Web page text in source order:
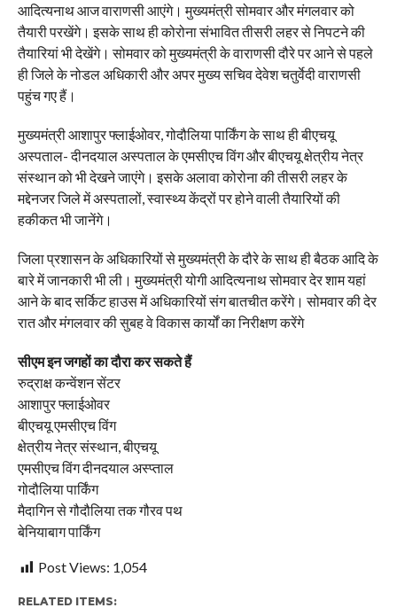
आदित्यनाथ आज वाराणसी आएंगे। मुख्यमंत्री सोमवार और मंगलवार को
तैयारी परखेंगे। इसके साथ ही कोरोना संभावित तीसरी लहर से निपटने की
तैयारियां भी देखेंगे। सोमवार को मुख्यमंत्री के वाराणसी दौरे पर आने से पहले
ही जिले के नोडल अधिकारी और अपर मुख्य सचिव देवेश चतुर्वेदी वाराणसी
पहुंच गए हैं।
मुख्यमंत्री आशापुर फ्लाईओवर, गोदौलिया पार्किंग के साथ ही बीएचयू
अस्पताल- दीनदयाल अस्पताल के एमसीएच विंग और बीएचयू क्षेत्रीय नेत्र
संस्थान को भी देखने जाएंगे। इसके अलावा कोरोना की तीसरी लहर के
मद्देनजर जिले में अस्पतालों, स्वास्थ्य केंद्रों पर होने वाली तैयारियों की
हकीकत भी जानेंगे।
जिला प्रशासन के अधिकारियों से मुख्यमंत्री के दौरे के साथ ही बैठक आदि के
बारे में जानकारी भी ली। मुख्यमंत्री योगी आदित्यनाथ सोमवार देर शाम यहां
आने के बाद सर्किट हाउस में अधिकारियों संग बातचीत करेंगे। सोमवार की देर
रात और मंगलवार की सुबह वे विकास कार्यों का निरीक्षण करेंगे
सीएम इन जगहों का दौरा कर सकते हैं
रुद्राक्ष कन्वेंशन सेंटर
आशापुर फ्लाईओवर
बीएचयू एमसीएच विंग
क्षेत्रीय नेत्र संस्थान, बीएचयू
एमसीएच विंग दीनदयाल अस्प्ताल
गोदौलिया पार्किंग
मैदागिन से गौदौलिया तक गौरव पथ
बेनियाबाग पार्किंग
Post Views: 1,054
RELATED ITEMS: